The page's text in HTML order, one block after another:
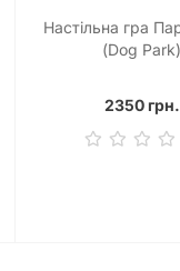
Настільна гра
(Dog Park)
2350 грн.